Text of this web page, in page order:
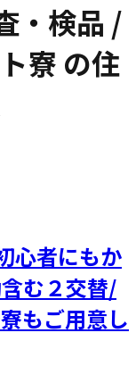
・検品 /
寮 の住
心者にもか
む２交替/
もご用意し